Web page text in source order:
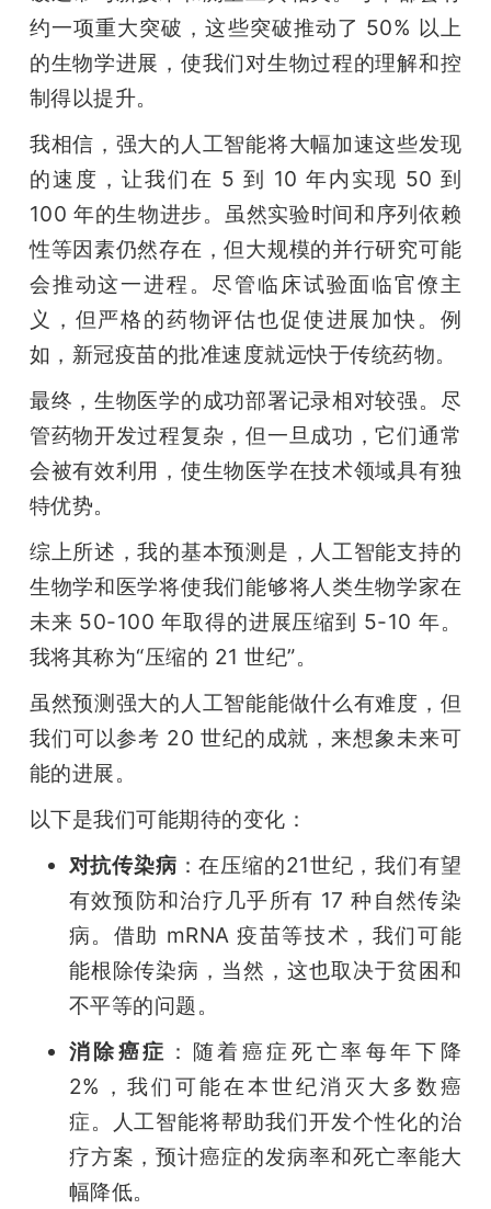
约一项重大突破，这些突破推动了 50% 以上
的生物学进展，使我们对生物过程的理解和控
制得以提升。
我相信，强大的人工智能将大幅加速这些发现
的速度，让我们在 5 到 10 年内实现 50 到
100 年的生物进步。虽然实验时间和序列依赖
性等因素仍然存在，但大规模的并行研究可能
会推动这一进程。尽管临床试验面临官僚主
义，但严格的药物评估也促使进展加快。例
如，新冠疫苗的批准速度就远快于传统药物。
最终，生物医学的成功部署记录相对较强。尽
管药物开发过程复杂，但一旦成功，它们通常
会被有效利用，使生物医学在技术领域具有独
特优势。
综上所述，我的基本预测是，人工智能支持的
生物学和医学将使我们能够将人类生物学家在
未来 50-100 年取得的进展压缩到 5-10 年。
我将其称为“压缩的 21 世纪”。
虽然预测强大的人工智能能做什么有难度，但
我们可以参考 20 世纪的成就，来想象未来可
能的进展。
以下是我们可能期待的变化：
对抗传染病 ：在压缩的21世纪，我们有望
有效预防和治疗几乎所有 17 种自然传染
病。借助 mRNA 疫苗等技术，我们可能
能根除传染病，当然，这也取决于贫困和
不平等的问题。
消除癌症 ：随着癌症死亡率每年下降
2%，我们可能在本世纪消灭大多数癌
症。人工智能将帮助我们开发个性化的治
疗方案，预计癌症的发病率和死亡率能大
幅降低。